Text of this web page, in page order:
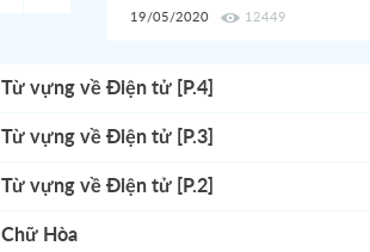
hàng tiện lợi (combini).
19/05/2020 12449
Từ vựng về Điện tử [P.4]
Từ vựng về Điện tử [P.3]
Từ vựng về Điện tử [P.2]
Chữ Hòa